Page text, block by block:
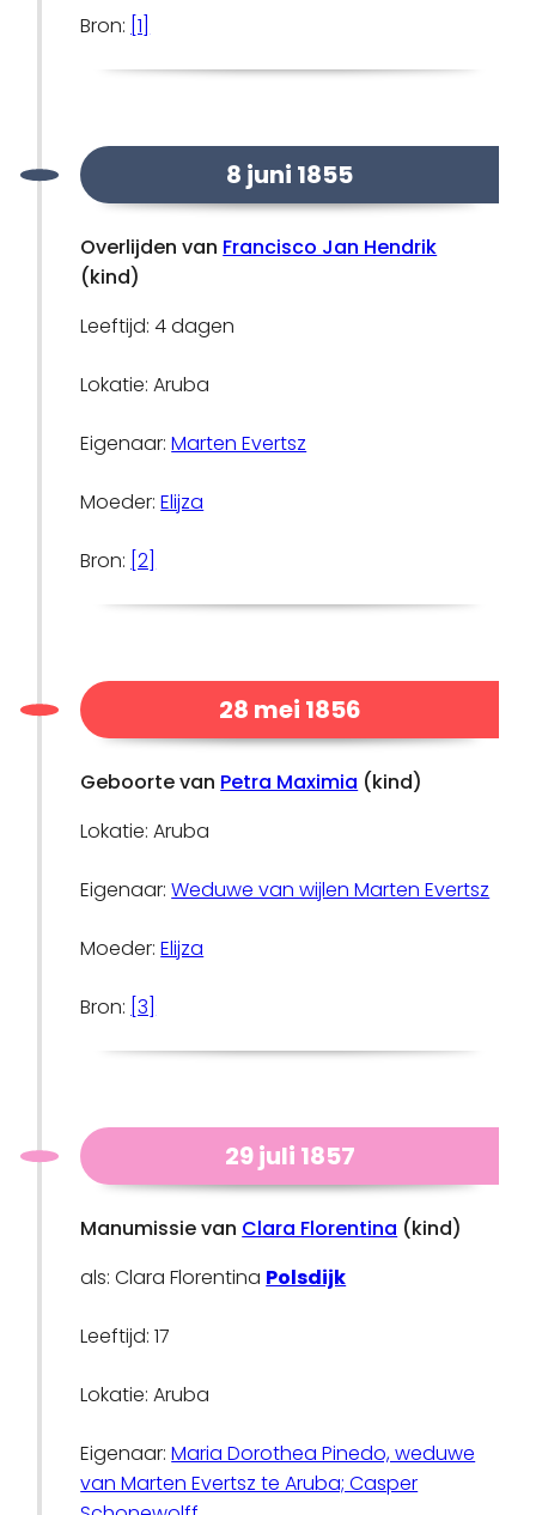
Bron: [1]
8 juni 1855
Overlijden van Francisco Jan Hendrik
(kind)
Leeftijd: 4 dagen
Lokatie: Aruba
Eigenaar:Marten Evertsz
Moeder:Elijza
Bron: [2]
28 mei 1856
Geboorte van Petra Maximia (kind)
Lokatie: Aruba
Eigenaar:Weduwe van wijlen Marten Evertsz
Moeder:Elijza
Bron: [3]
29 juli 1857
Manumissie van Clara Florentina (kind)
als: Clara Florentina Polsdijk
Leeftijd: 17
Lokatie: Aruba
Eigenaar:Maria Dorothea Pinedo, weduwe
van Marten Evertsz te Aruba; Casper